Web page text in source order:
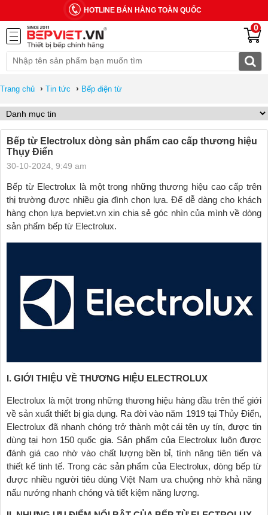
HOTLINE BÁN HÀNG TOÀN QUỐC
0
Trang chủ › Tin tức › Bếp điện từ
Bếp từ Electrolux dòng sản phẩm cao cấp thương hiệu
Thụy Điển
30-10-2024, 9:49 am
Bếp từ Electrolux là một trong những thương hiệu cao cấp trên
thị trường được nhiều gia đình chọn lựa. Để dễ dàng cho khách
hàng chọn lựa bepviet.vn xin chia sẻ góc nhìn của mình về dòng
sản phẩm bếp từ Electrolux.
I. GIỚI THIỆU VỀ THƯƠNG HIỆU ELECTROLUX
Electrolux là một trong những thương hiệu hàng đầu trên thế giới
về sản xuất thiết bị gia dụng. Ra đời vào năm 1919 tại Thủy Điển,
Electrolux đã nhanh chóng trở thành một cái tên uy tín, được tin
dùng tại hơn 150 quốc gia. Sản phẩm của Electrolux luôn được
đánh giá cao nhờ vào chất lượng bền bỉ, tính năng tiên tiến và
thiết kế tinh tế. Trong các sản phẩm của Electrolux, dòng bếp từ
được nhiều người tiêu dùng Việt Nam ưa chuộng nhờ khả năng
nấu nướng nhanh chóng và tiết kiệm năng lượng.